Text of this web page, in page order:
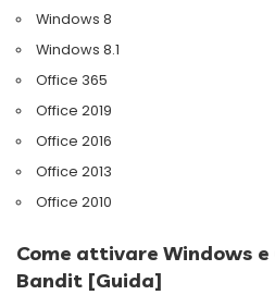
Windows 8
Windows 8.1
Office 365
Office 2019
Office 2016
Office 2013
Office 2010
Come attivare Windows e
Bandit [Guida]